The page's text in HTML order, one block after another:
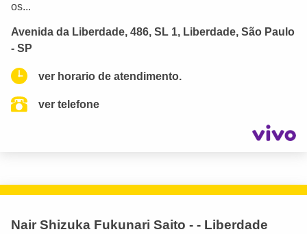
os...
Avenida da Liberdade, 486, SL 1, Liberdade, São Paulo
- SP
ver horario de atendimento.
ver telefone
Nair Shizuka Fukunari Saito - - Liberdade